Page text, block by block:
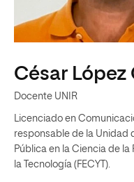
César López
Docente UNIR
Licenciado en
responsable de la Unidad
Pública en la Ciencia de
la Tecnología (FECYT).